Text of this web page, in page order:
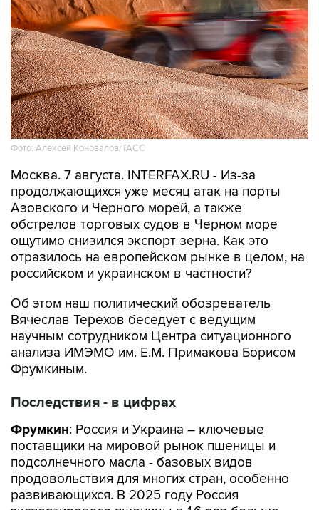
Фото: Алексей Коновалов/ТАСС
Москва. 7 августа. INTERFAX.RU - Из-за
продолжающихся уже месяц атак на порты
Азовского и Черного морей, а также
обстрелов торговых судов в Черном море
ощутимо снизился экспорт зерна. Как это
отразилось на европейском рынке в целом, на
российском и украинском в частности?
Об этом наш политический обозреватель
Вячеслав Терехов беседует с ведущим
научным сотрудником Центра ситуационного
анализа ИМЭМО им. Е.М. Примакова Борисом
Фрумкиным.
Последствия - в цифрах
Фрумкин: Россия и Украина – ключевые
поставщики на мировой рынок пшеницы и
подсолнечного масла - базовых видов
продовольствия для многих стран, особенно
развивающихся. В 2025 году Россия